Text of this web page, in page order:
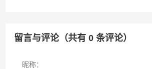
留言与评论（共有0 条评论）
昵称：